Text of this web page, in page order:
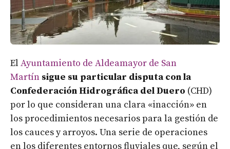
El Ayuntamiento de Aldeamayor de San
Martín sigue su particular disputa con la
Confederación Hidrográfica del Duero (CHD)
por lo que consideran una clara «inacción» en
los procedimientos necesarios para la gestión de
los cauces y arroyos. Una serie de operaciones
en los diferentes entornos fluviales que, según el